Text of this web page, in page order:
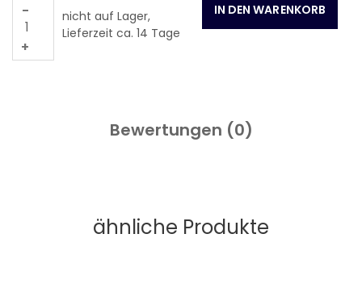
-
+
nicht auf Lager,
Lieferzeit ca. 14 Tage
Bewertungen (0)
ähnliche Produkte